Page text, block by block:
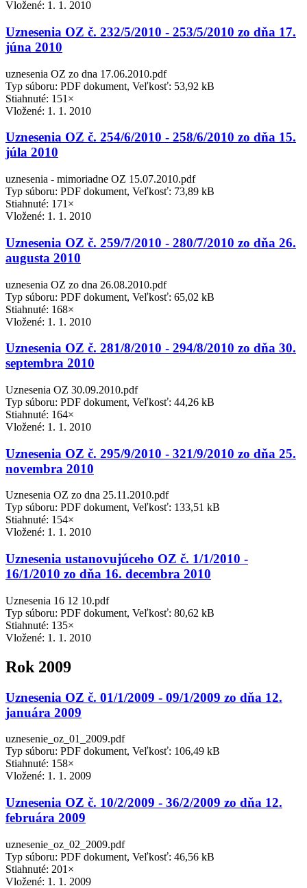
Vložené: 1. 1. 2010
Uznesenia OZ č. 232/5/2010 - 253/5/2010 zo dňa 17.
júna 2010
uznesenia OZ zo dna 17.06.2010.pdf
Typ súboru: PDF dokument, Veľkosť: 53,92 kB
Stiahnuté: 151×
Vložené: 1. 1. 2010
Uznesenia OZ č. 254/6/2010 - 258/6/2010 zo dňa 15.
júla 2010
uznesenia - mimoriadne OZ 15.07.2010.pdf
Typ súboru: PDF dokument, Veľkosť: 73,89 kB
Stiahnuté: 171×
Vložené: 1. 1. 2010
Uznesenia OZ č. 259/7/2010 - 280/7/2010 zo dňa 26.
augusta 2010
uznesenia OZ zo dna 26.08.2010.pdf
Typ súboru: PDF dokument, Veľkosť: 65,02 kB
Stiahnuté: 168×
Vložené: 1. 1. 2010
Uznesenia OZ č. 281/8/2010 - 294/8/2010 zo dňa 30.
septembra 2010
Uznesenia OZ 30.09.2010.pdf
Typ súboru: PDF dokument, Veľkosť: 44,26 kB
Stiahnuté: 164×
Vložené: 1. 1. 2010
Uznesenia OZ č. 295/9/2010 - 321/9/2010 zo dňa 25.
novembra 2010
Uznesenia OZ zo dna 25.11.2010.pdf
Typ súboru: PDF dokument, Veľkosť: 133,51 kB
Stiahnuté: 154×
Vložené: 1. 1. 2010
Uznesenia ustanovujúceho OZ č. 1/1/2010 -
16/1/2010 zo dňa 16. decembra 2010
Uznesenia 16 12 10.pdf
Typ súboru: PDF dokument, Veľkosť: 80,62 kB
Stiahnuté: 135×
Vložené: 1. 1. 2010
Rok 2009
Uznesenia OZ č. 01/1/2009 - 09/1/2009 zo dňa 12.
januára 2009
uznesenie_oz_01_2009.pdf
Typ súboru: PDF dokument, Veľkosť: 106,49 kB
Stiahnuté: 158×
Vložené: 1. 1. 2009
Uznesenia OZ č. 10/2/2009 - 36/2/2009 zo dňa 12.
februára 2009
uznesenie_oz_02_2009.pdf
Typ súboru: PDF dokument, Veľkosť: 46,56 kB
Stiahnuté: 201×
Vložené: 1. 1. 2009